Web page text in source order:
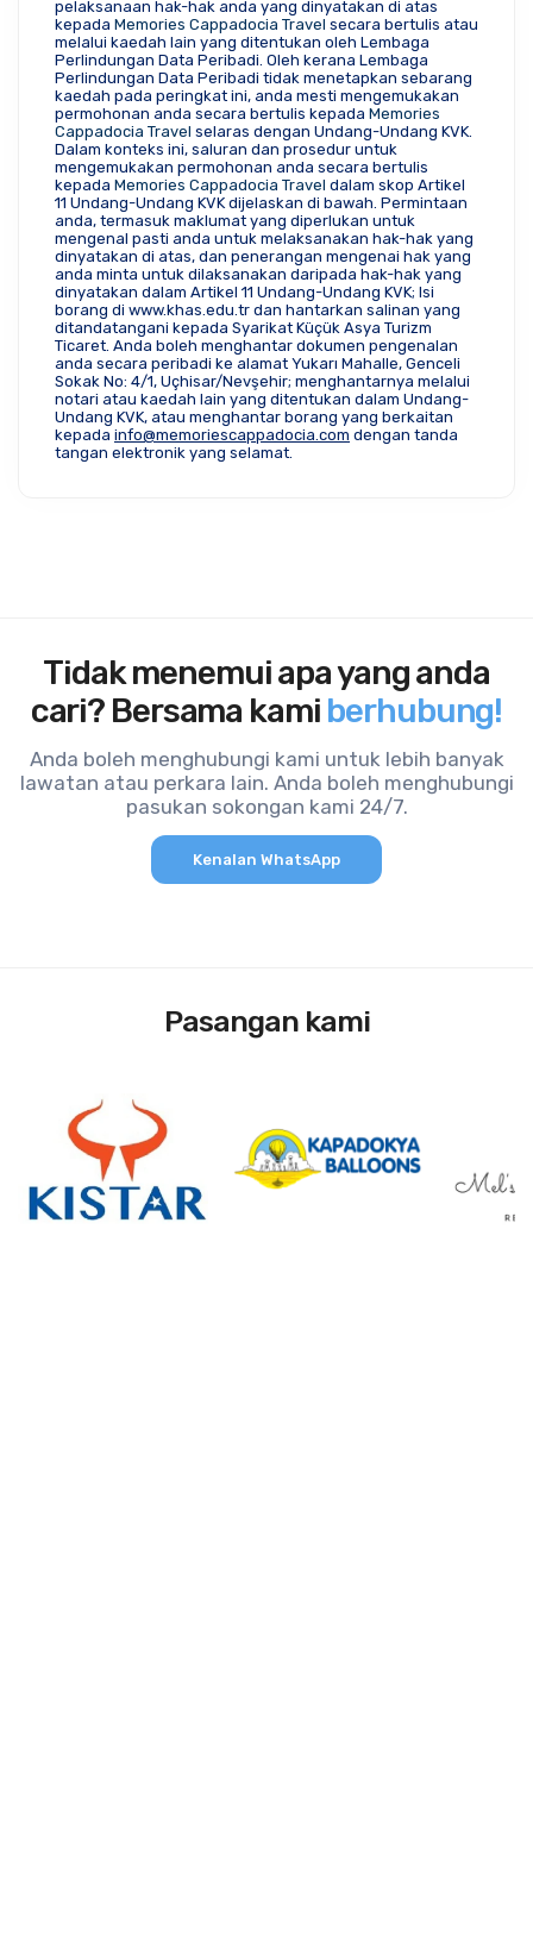
pelaksanaan hak-hak anda yang dinyatakan di atas
kepada Memories Cappadocia Travel secara bertulis atau
melalui kaedah lain yang ditentukan oleh Lembaga
Perlindungan Data Peribadi. Oleh kerana Lembaga
Perlindungan Data Peribadi tidak menetapkan sebarang
kaedah pada peringkat ini, anda mesti mengemukakan
permohonan anda secara bertulis kepada Memories
Cappadocia Travel selaras dengan Undang-Undang KVK.
Dalam konteks ini, saluran dan prosedur untuk
mengemukakan permohonan anda secara bertulis
kepada Memories Cappadocia Travel dalam skop Artikel
11 Undang-Undang KVK dijelaskan di bawah. Permintaan
anda, termasuk maklumat yang diperlukan untuk
mengenal pasti anda untuk melaksanakan hak-hak yang
dinyatakan di atas, dan penerangan mengenai hak yang
anda minta untuk dilaksanakan daripada hak-hak yang
dinyatakan dalam Artikel 11 Undang-Undang KVK; Isi
borang di www.khas.edu.tr dan hantarkan salinan yang
ditandatangani kepada Syarikat Küçük Asya Turizm
Ticaret. Anda boleh menghantar dokumen pengenalan
anda secara peribadi ke alamat Yukarı Mahalle, Genceli
Sokak No: 4/1, Uçhisar/Nevşehir; menghantarnya melalui
notari atau kaedah lain yang ditentukan dalam Undang-
Undang KVK, atau menghantar borang yang berkaitan
kepada info@memoriescappadocia.com dengan tanda
tangan elektronik yang selamat.
Tidak menemui apa yang anda
cari? Bersama kami berhubung!
Anda boleh menghubungi kami untuk lebih banyak
lawatan atau perkara lain. Anda boleh menghubungi
pasukan sokongan kami 24/7.
Kenalan WhatsApp
Pasangan kami